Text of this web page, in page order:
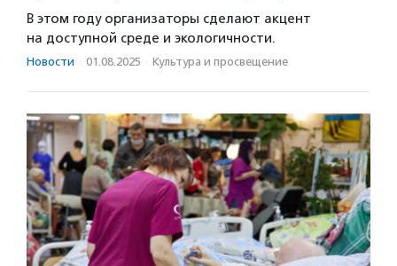
В этом году организаторы сделают акцент
на доступной среде и экологичности.
Новости · 01.08.2025 · Культура и просвещение